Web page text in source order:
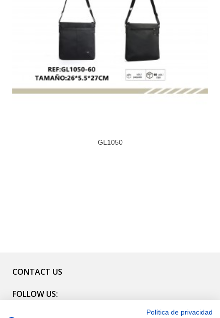
GL1050
CONTACT US
FOLLOW US:
Política de privacidad